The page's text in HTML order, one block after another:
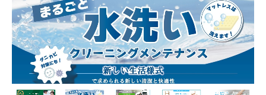
体位変換器
手すり
スロープ